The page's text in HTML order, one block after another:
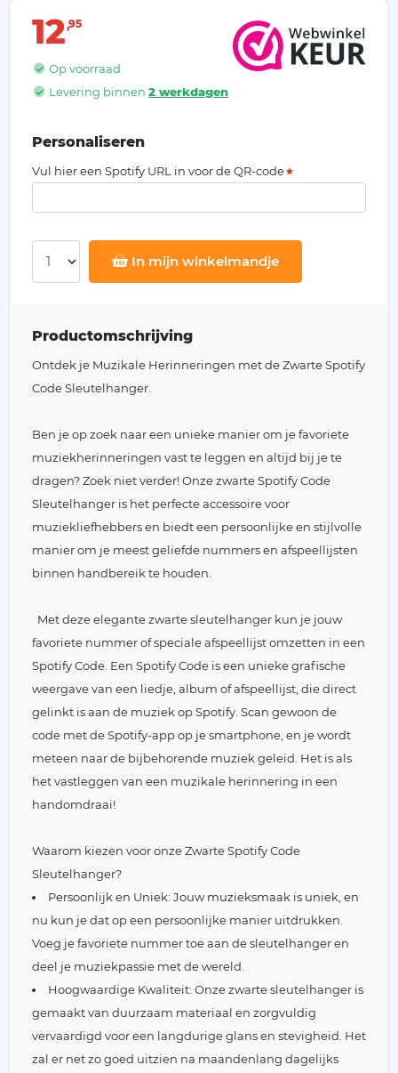
12 95
Op voorraad
Levering binnen2 werkdagen
Personaliseren
Vul hier een Spotify URL in voor de QR-code
In mijn winkelmandje
Productomschrijving
Ontdek je Muzikale Herinneringen met de Zwarte Spotify
Code Sleutelhanger.
Ben je op zoek naar een unieke manier om je favoriete
muziekherinneringen vast te leggen en altijd bij je te
dragen? Zoek niet verder! Onze zwarte Spotify Code
Sleutelhanger is het perfecte accessoire voor
muziekliefhebbers en biedt een persoonlijke en stijlvolle
manier om je meest geliefde nummers en afspeellijsten
binnen handbereik te houden.
Met deze elegante zwarte sleutelhanger kun je jouw
favoriete nummer of speciale afspeellijst omzetten in een
Spotify Code. Een Spotify Code is een unieke grafische
weergave van een liedje, album of afspeellijst, die direct
gelinkt is aan de muziek op Spotify. Scan gewoon de
code met de Spotify-app op je smartphone, en je wordt
meteen naar de bijbehorende muziek geleid. Het is als
het vastleggen van een muzikale herinnering in een
handomdraai!
Waarom kiezen voor onze Zwarte Spotify Code
Sleutelhanger?
Persoonlijk en Uniek: Jouw muzieksmaak is uniek, en
nu kun je dat op een persoonlijke manier uitdrukken.
Voeg je favoriete nummer toe aan de sleutelhanger en
deel je muziekpassie met de wereld.
Hoogwaardige Kwaliteit: Onze zwarte sleutelhanger is
gemaakt van duurzaam materiaal en zorgvuldig
vervaardigd voor een langdurige glans en stevigheid. Het
zal er net zo goed uitzien na maandenlang dagelijks